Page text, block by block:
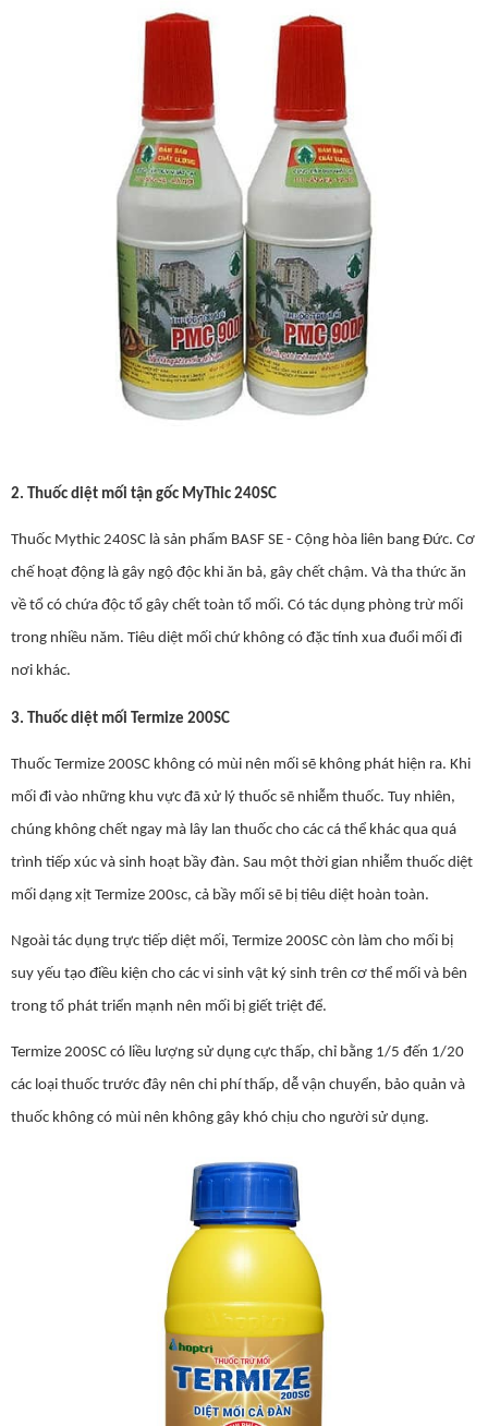
2. Thuốc diệt mối tận gốc MyThic 240SC
Thuốc Mythic 240SC là sản phẩm BASF SE - Cộng hòa liên bang Đức. Cơ
chế hoạt động là gây ngộ độc khi ăn bả, gây chết chậm. Và tha thức ăn
về tổ có chứa độc tổ gây chết toàn tổ mối. Có tác dụng phòng trừ mối
trong nhiều năm. Tiêu diệt mối chứ không có đặc tính xua đuổi mối đi
nơi khác.
3. Thuốc diệt mối Termize 200SC
Thuốc Termize 200SC không có mùi nên mối sẽ không phát hiện ra. Khi
mối đi vào những khu vực đã xử lý thuốc sẽ nhiễm thuốc. Tuy nhiên,
chúng không chết ngay mà lây lan thuốc cho các cá thể khác qua quá
trình tiếp xúc và sinh hoạt bầy đàn. Sau một thời gian nhiễm thuốc diệt
mối dạng xịt Termize 200sc, cả bầy mối sẽ bị tiêu diệt hoàn toàn.
Ngoài tác dụng trực tiếp diệt mối, Termize 200SC còn làm cho mối bị
suy yếu tạo điều kiện cho các vi sinh vật ký sinh trên cơ thể mối và bên
trong tổ phát triển mạnh nên mối bị giết triệt để.
Termize 200SC có liều lượng sử dụng cực thấp, chỉ bằng 1/5 đến 1/20
các loại thuốc trước đây nên chi phí thấp, dễ vận chuyển, bảo quản và
thuốc không có mùi nên không gây khó chịu cho người sử dụng.